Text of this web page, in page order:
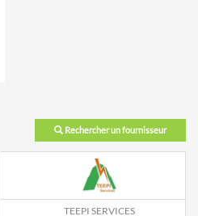
Rechercher un fournisseur
TEEPI SERVICES